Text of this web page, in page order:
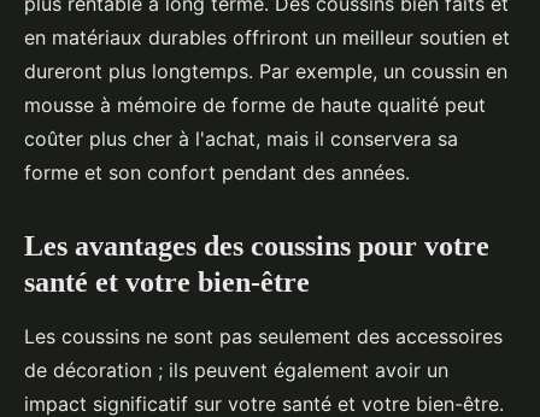
en matériaux durables offriront un meilleur soutien et
dureront plus longtemps. Par exemple, un coussin en
mousse à mémoire de forme de haute qualité peut
coûter plus cher à l'achat, mais il conservera sa
forme et son confort pendant des années.
Les avantages des coussins pour votre
santé et votre bien-être
Les coussins ne sont pas seulement des accessoires
de décoration ; ils peuvent également avoir un
impact significatif sur votre santé et votre bien-être.